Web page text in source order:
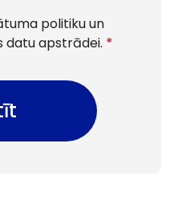
politiku un
datu apstrādei. *